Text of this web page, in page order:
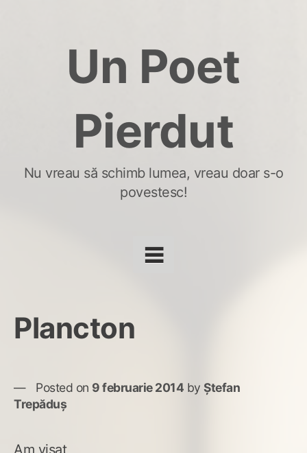
Un Poet
Pierdut
Nu vreau să schimb lumea, vreau doar s-o
povestesc!
Plancton
Posted on 9 februarie 2014 by Ștefan
Trepăduș